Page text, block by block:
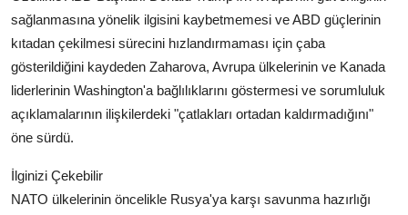
sağlanmasına yönelik ilgisini kaybetmemesi ve ABD güçlerinin
kıtadan çekilmesi sürecini hızlandırmaması için çaba
gösterildiğini kaydeden Zaharova, Avrupa ülkelerinin ve Kanada
liderlerinin Washington'a bağlılıklarını göstermesi ve sorumluluk
açıklamalarının ilişkilerdeki "çatlakları ortadan kaldırmadığını"
öne sürdü.
İlginizi Çekebilir
NATO ülkelerinin öncelikle Rusya'ya karşı savunma hazırlığı